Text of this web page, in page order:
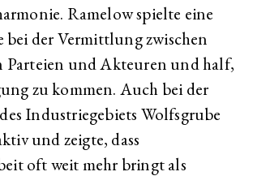
Ramelow spielte eine
bei der Vermittlung zwischen
Parteien und Akteuren und half,
zu kommen. Auch bei der
Industriegebiets Wolfsgrube
und zeigte, dass
oft weit mehr bringt als